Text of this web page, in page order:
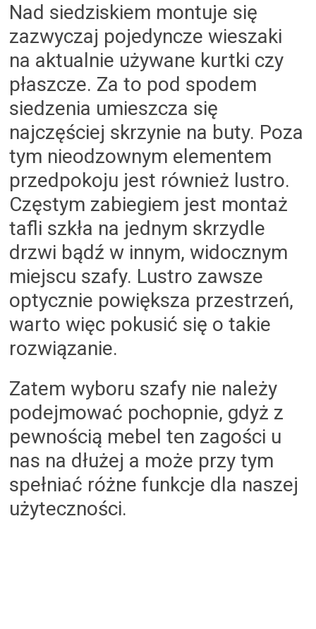
Nad siedziskiem montuje się
zazwyczaj pojedyncze wieszaki
na aktualnie używane kurtki czy
płaszcze. Za to pod spodem
siedzenia umieszcza się
najczęściej skrzynie na buty. Poza
tym nieodzownym elementem
przedpokoju jest również lustro.
Częstym zabiegiem jest montaż
tafli szkła na jednym skrzydle
drzwi bądź w innym, widocznym
miejscu szafy. Lustro zawsze
optycznie powiększa przestrzeń,
warto więc pokusić się o takie
rozwiązanie.
Zatem wyboru szafy nie należy
podejmować pochopnie, gdyż z
pewnością mebel ten zagości u
nas na dłużej a może przy tym
spełniać różne funkcje dla naszej
użyteczności.